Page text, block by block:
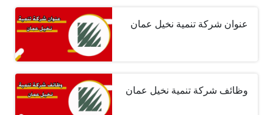
عنوان شركة تنمية نخيل عمان
وظائف شركة تنمية نخيل عمان